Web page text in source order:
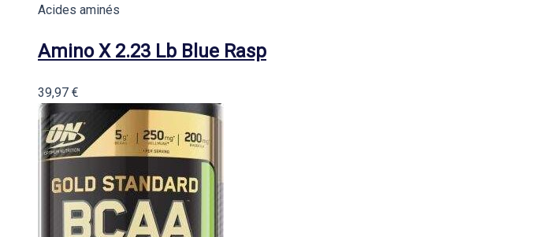
Acides aminés
Amino X 2.23 Lb Blue Rasp
39,97 €